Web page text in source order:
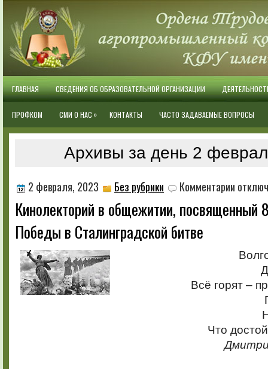
ГЛАВНАЯ СВЕДЕНИЯ ОБ ОБРАЗОВАТЕЛЬНОЙ ОРГАНИЗАЦИИ
ПРОФКОМ СМИ О НАС » КОНТАКТЫ ЧАСТО ЗАДАВАЕМЫЕ ВОПРОСЫ
Архивы за день 2
2 февраля, 2023 Без рубрики Комментарии записи
в
летию
Победы
Кинолекторий в общежитии, посвященный
Победы в Сталинградской битве
Всё горят –
Что